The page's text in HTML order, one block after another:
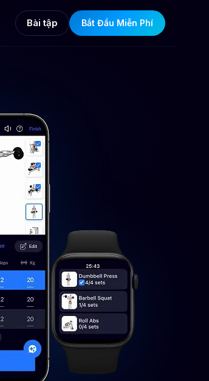
Bài tập Bắt Đầu Miễn Phí